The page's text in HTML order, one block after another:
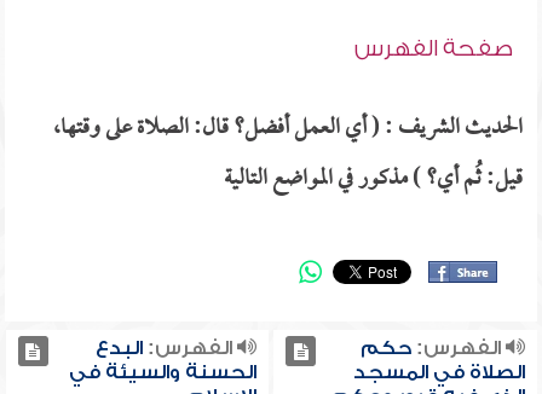
صفحة الفهرس
الحديث الشريف : ( أي العمل أفضل؟ قال: الصلاة على وقتها،
قيل: ثُم أي؟ ) مذكور في المواضع التالية
الفهرس:حكم
الصلاة في المسجد
الفهرس:البدع
الحسنة والسيئة في